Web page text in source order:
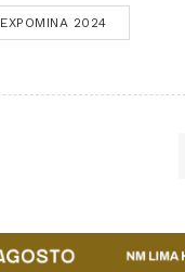
EXPOMINA 2024